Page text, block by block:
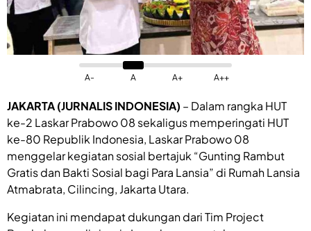
A- A A+ A++
JAKARTA (JURNALIS INDONESIA) – Dalam rangka HUT
ke-2 Laskar Prabowo 08 sekaligus memperingati HUT
ke-80 Republik Indonesia, Laskar Prabowo 08
menggelar kegiatan sosial bertajuk “Gunting Rambut
Gratis dan Bakti Sosial bagi Para Lansia” di Rumah Lansia
Atmabrata, Cilincing, Jakarta Utara.
Kegiatan ini mendapat dukungan dari Tim Project